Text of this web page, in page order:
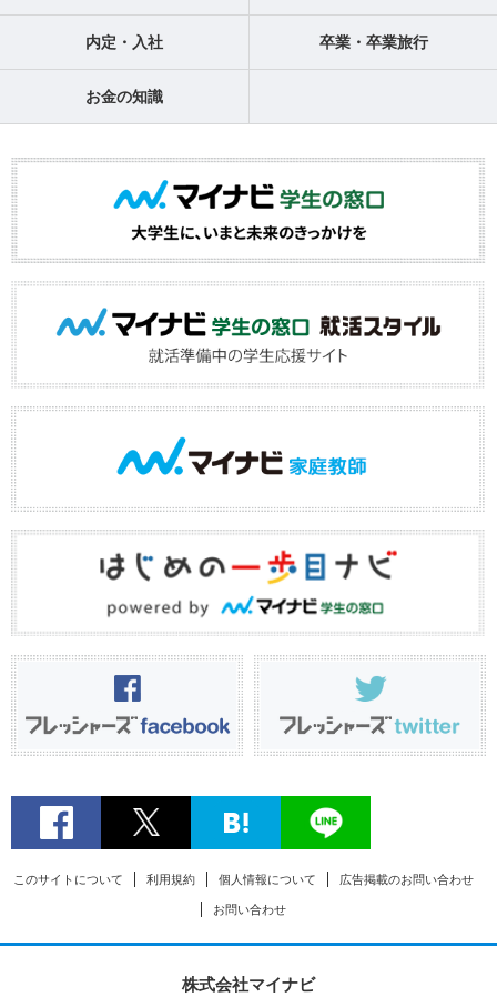
内定・入社 卒業・卒業旅行
お金の知識
このサイトについて 利用規約 個人情報について 広告掲載のお問い合わせ
お問い合わせ
株式会社マイナビ